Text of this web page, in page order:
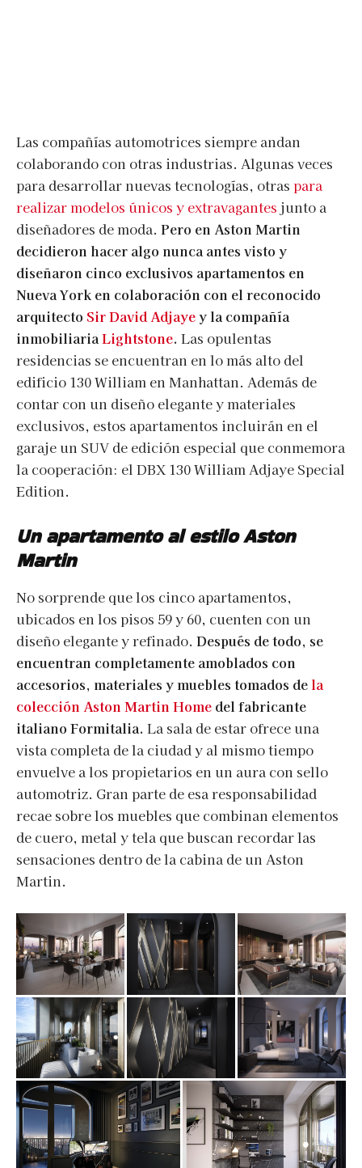
Las compañías automotrices siempre andan
colaborando con otras industrias. Algunas veces
para desarrollar nuevas tecnologías, otras para
realizar modelos únicos y extravagantes junto a
diseñadores de moda. Pero en Aston Martin
decidieron hacer algo nunca antes visto y
diseñaron cinco exclusivos apartamentos en
Nueva York en colaboración con el reconocido
arquitecto Sir David Adjayey la compañía
inmobiliariaLightstone. Las opulentas
residencias se encuentran en lo más alto del
edificio 130 William en Manhattan. Además de
contar con un diseño elegante y materiales
exclusivos, estos apartamentos incluirán en el
garaje un SUV de edición especial que conmemora
la cooperación: el DBX 130 William Adjaye Special
Edition.
Un apartamento al estilo Aston
Martin
No sorprende que los cinco apartamentos,
ubicados en los pisos 59 y 60, cuenten con un
diseño elegante y refinado. Después de todo, se
encuentran completamente amoblados con
accesorios, materiales y muebles tomados de la
colección Aston Martin Home del fabricante
italiano Formitalia. La sala de estar ofrece una
vista completa de la ciudad y al mismo tiempo
envuelve a los propietarios en un aura con sello
automotriz. Gran parte de esa responsabilidad
recae sobre los muebles que combinan elementos
de cuero, metal y tela que buscan recordar las
sensaciones dentro de la cabina de un Aston
Martin.